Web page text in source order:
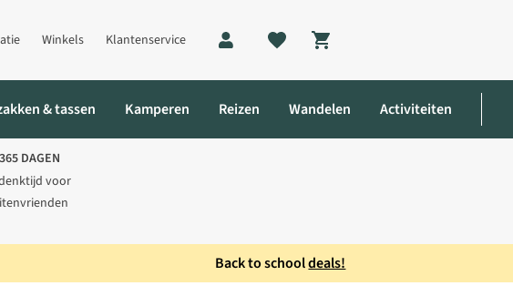
Winkels Klantenservice
Shopping cart
& tassen Kamperen Reizen Wandelen Activiteiten
365 DAGEN
voor
Back to schooldeals!